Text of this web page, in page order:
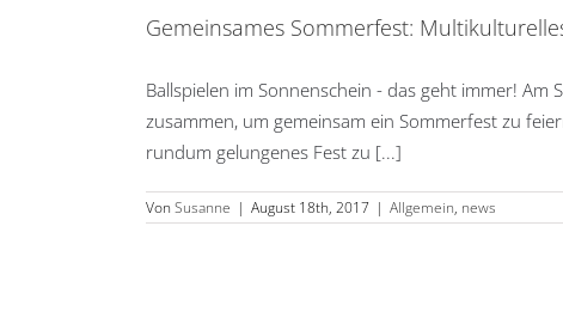
Gemeinsames Sommerfest:
Ballspielen im Sonnenschein - das geht immer!
zusammen, um gemeinsam ein Sommerfest zu
rundum gelungenes Fest zu [...]
Von Susanne | August 18th, 2017 | Allgemein, news